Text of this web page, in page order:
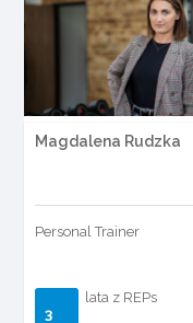
Magdalena Rudzka
Personal Trainer
3
lata z REPs